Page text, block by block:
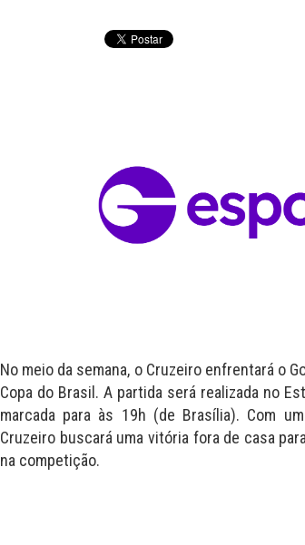
No meio da semana, o Cruzeiro enfrentará o
Copa do Brasil. A partida será realizada no
marcada para às 19h (de Brasília). Com
Cruzeiro buscará uma vitória fora de casa
na competição.